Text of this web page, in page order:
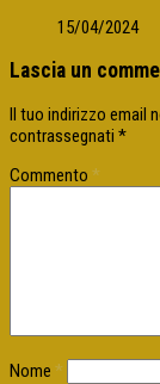
15/04/2024
Lascia un
Il tuo indirizzo email
contrassegnati *
Commento *
Nome *